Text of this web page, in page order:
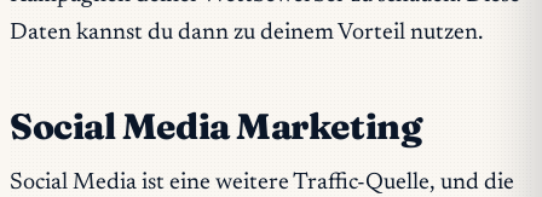
Daten kannst du dann zu deinem Vorteil nutzen.
Social Media Marketing
Social Media ist eine weitere Traffic-Quelle, und die